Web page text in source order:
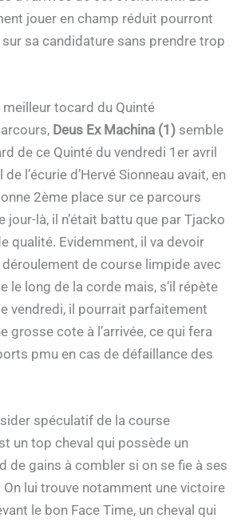
jouer en champ réduit pourront
sur sa candidature sans prendre trop
meilleur tocard du Quinté
Deus Ex Machina (1) semble
de ce Quinté du vendredi 1er avril
l’écurie d’Hervé Sionneau avait, en
2ème place sur ce parcours
jour-là, il n’était battu que par Tjacko
qualité. Evidemment, il va devoir
de course limpide avec
le long de la corde mais, s’il répète
vendredi, il pourrait parfaitement
grosse cote à l’arrivée, ce qui fera
pmu en cas de défaillance des
spéculatif de la course
un top cheval qui possède un
de gains à combler si on se fie à ses
lui trouve notamment une victoire
le bon Face Time, un cheval qui